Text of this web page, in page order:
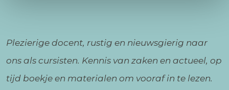
Plezierige docent, rustig en nieuwsgierig naar
ons als cursisten. Kennis van zaken en actueel, op
tijd boekje en materialen om vooraf in te lezen.